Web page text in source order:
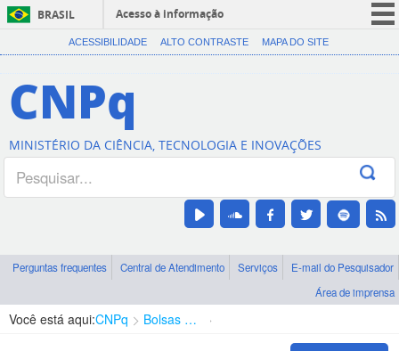
BRASIL
Acesso à informação
CORONAVÍRUS (COVID-19)
Canais
ACESSIBILIDADE ALTO CONTRASTE MAPA DO SITE
CNPq
MINISTÉRIO DA CIÊNCIA, TECNOLOGIA E INOVAÇÕES
Perguntas frequentes Central de Atendimento Serviços
E-mail do Pesquisador
Área de imprensa
Você está aqui:CNPq Bolsas e Auxílios Vigentes